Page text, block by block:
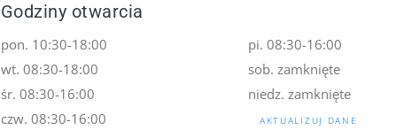
Godziny otwarcia
pon. 10:30-18:00
wt. 08:30-18:00
śr. 08:30-16:00
czw. 08:30-16:00
pi. 08:30-16:00
sob. zamknięte
niedz. zamknięte
AKTUALIZUJ DANE